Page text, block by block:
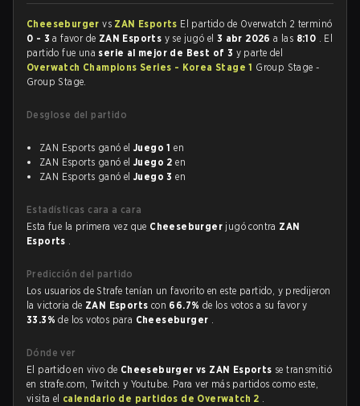
Cheeseburgervs ZAN Esports El partido de Overwatch 2 terminó
0 - 3 a favor de ZAN Esports y se jugó el 3 abr 2026a las 8:10 . El
partido fue una serie al mejor de Best of 3 y parte del
Overwatch Champions Series - Korea Stage 1 Group Stage -
Group Stage.
Desglose del partido
ZAN Esports ganó el Juego 1 en
ZAN Esports ganó el Juego 2 en
ZAN Esports ganó el Juego 3 en
Estadísticas cara a cara
Esta fue la primera vez que Cheeseburger jugó contra ZAN
Esports .
Predicción del partido
Los usuarios de Strafe tenían un favorito en este partido, y predijeron
la victoria de ZAN Esports con 66.7% de los votos a su favor y
33.3%de los votos para Cheeseburger .
Dónde ver
El partido en vivo de Cheeseburger vs ZAN Esports se transmitió
en strafe.com, Twitch y Youtube. Para ver más partidos como este,
visita el calendario de partidos de Overwatch 2 .